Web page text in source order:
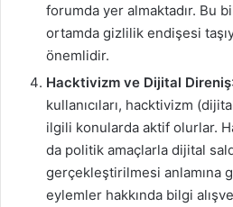
forumda yer almaktadır. Bu
ortamda gizlilik endişesi
önemlidir.
Hacktivizm ve Dijital Direniş
kullanıcıları, hacktivizm
ilgili konularda aktif olurlar.
da politik amaçlarla dijital
gerçekleştirilmesi anlamına
eylemler hakkında bilgi